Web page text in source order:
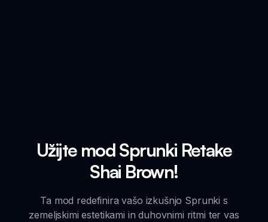
Užijte mod Sprunki Retake
Shai Brown!
Ta mod redefinira vašo izkušnjo Sprunki s
zemeljskimi estetikami in duhovnimi ritmi ter vas